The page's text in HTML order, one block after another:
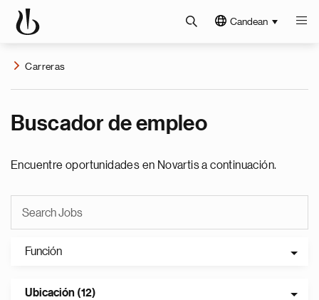
Candean
Carreras
Buscador de empleo
Encuentre oportunidades en Novartis a continuación.
Función
Ubicación (12)